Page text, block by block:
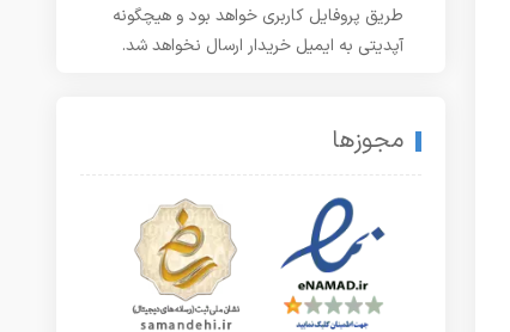
طریق پروفایل کاربری خواهد بود و هیچگونه
آپدیتی به ایمیل خریدار ارسال نخواهد شد.
مجوزها